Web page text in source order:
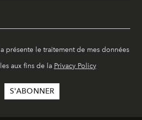
présente le traitement de mes données
aux fins de la Privacy Policy